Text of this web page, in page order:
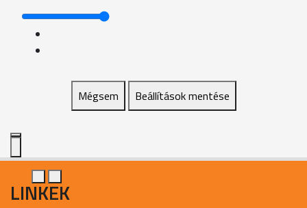
Mégsem Beállítások mentése
LINKEK